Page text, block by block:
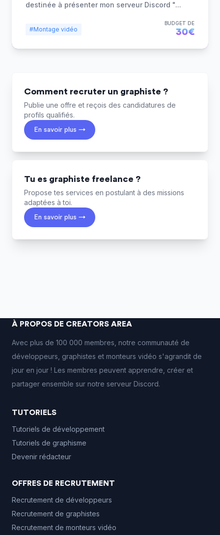
destinée à présenter mon serveur Discord "...
#Montage vidéo
BUDGET DE
30€
Comment recruter un graphiste ?
Publie une offre et reçois des candidatures de
profils qualifiés.
En savoir plus →
Tu es graphiste freelance ?
Propose tes services en postulant à des missions
adaptées à toi.
En savoir plus →
À PROPOS DE CREATORS AREA
Avec plus de 100 000 membres, notre communauté de
développeurs, graphistes et monteurs vidéo s'agrandit de
jour en jour ! Les membres peuvent apprendre, créer et
partager ensemble sur notre serveur Discord.
TUTORIELS
Tutoriels de développement
Tutoriels de graphisme
Devenir rédacteur
OFFRES DE RECRUTEMENT
Recrutement de développeurs
Recrutement de graphistes
Recrutement de monteurs vidéo